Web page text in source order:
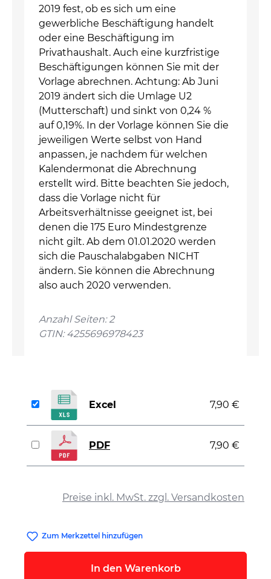
2019 fest, ob es sich um eine
gewerbliche Beschäftigung handelt
oder eine Beschäftigung im
Privathaushalt. Auch eine kurzfristige
Beschäftigungen können Sie mit der
Vorlage abrechnen. Achtung: Ab Juni
2019 ändert sich die Umlage U2
(Mutterschaft) und sinkt von 0,24 %
auf 0,19%. In der Vorlage können Sie die
jeweiligen Werte selbst von Hand
anpassen, je nachdem für welchen
Kalendermonat die Abrechnung
erstellt wird. Bitte beachten Sie jedoch,
dass die Vorlage nicht für
Arbeitsverhältnisse geeignet ist, bei
denen die 175 Euro Mindestgrenze
nicht gilt. Ab dem 01.01.2020 werden
sich die Pauschalabgaben NICHT
ändern. Sie können die Abrechnung
also auch 2020 verwenden.
Anzahl Seiten: 2
GTIN: 4255696978423
Preise inkl. MwSt. zzgl. Versandkosten
Excel 7,90 €
PDF 7,90 €
Zum Merkzettel hinzufügen
In den Warenkorb